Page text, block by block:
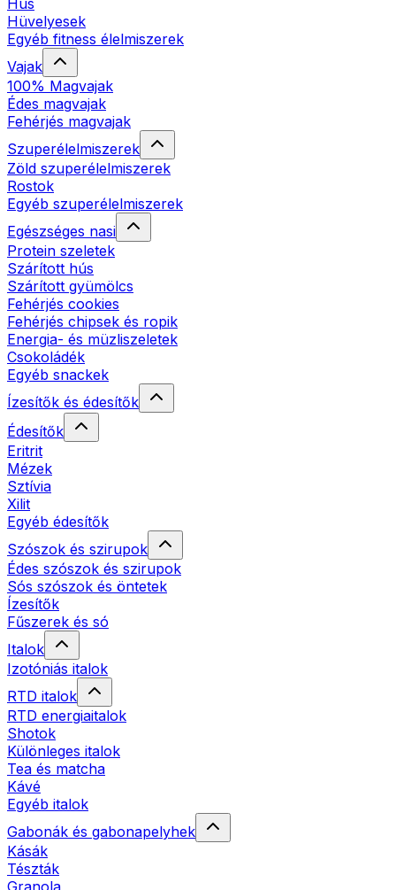
Hús
Hüvelyesek
Egyéb fitness élelmiszerek
Vajak
100% Magvajak
Édes magvajak
Fehérjés magvajak
Szuperélelmiszerek
Zöld szuperélelmiszerek
Rostok
Egyéb szuperélelmiszerek
Egészséges nasi
Protein szeletek
Szárított hús
Szárított gyümölcs
Fehérjés cookies
Fehérjés chipsek és ropik
Energia- és müzliszeletek
Csokoládék
Egyéb snackek
Ízesítők és édesítők
Édesítők
Eritrit
Mézek
Sztívia
Xilit
Egyéb édesítők
Szószok és szirupok
Édes szószok és szirupok
Sós szószok és öntetek
Ízesítők
Fűszerek és só
Italok
Izotóniás italok
RTD italok
RTD energiaitalok
Shotok
Különleges italok
Tea és matcha
Kávé
Egyéb italok
Gabonák és gabonapelyhek
Kásák
Tészták